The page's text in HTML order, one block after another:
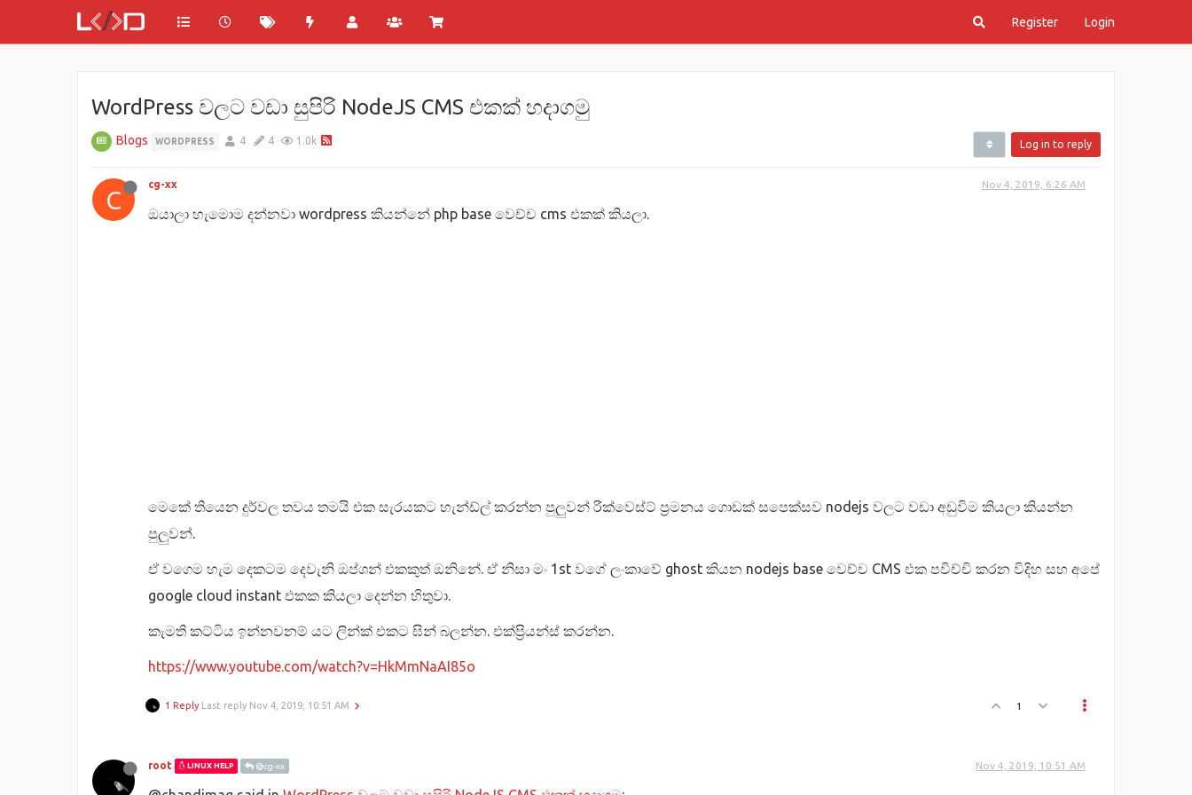
Register Login
WordPress වලට වඩා සුපිරි NodeJS CMS එකක් හදාගමු
Blogs WORDPRESS 4 4 1.0k Log in to reply
C
cg-xx Nov 4, 2019, 6:26 AM
ඔයාලා හැමොම දන්නවා wordpress කියන්නේ php base වෙච්ච cms එකක් කියලා.
මෙකේ තියෙන දුර්වල තවය තමයි එක සැරයකට හැන්ඩ්ල් කරන්න පුලුවන් රික්වෙස්ට් ප්‍රමනය ගොඩක් සපෙක්සව nodejs වලට වඩා අඩුවිම කියලා කියන්න
පුලුවන්.
ඒ වගෙම හැම දෙකටම දෙවැනි ඔප්ශන් එකකුත් ඔනිනේ. ඒ නිසා මං 1st වගේ ලංකාවේ ghost කියන nodejs base වෙච්ච CMS එක පවිච්චි කරන විදිහ සහ අපේ
google cloud instant එකක කියලා දෙන්න හිතුවා.
කැමති කට්ටිය ඉන්නවනම් යට ලින්ක් එකට ඝින් බලන්න. එක්ප්‍රියන්ස් කරන්න.
https://www.youtube.com/watch?v=HkMmNaAI85o
1 Reply Last reply Nov 4, 2019, 10:51 AM 1
root LINUX HELP @cg-xx Nov 4, 2019, 10:51 AM